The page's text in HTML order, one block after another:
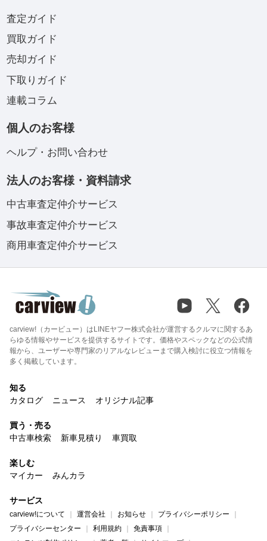
査定ガイド
買取ガイド
売却ガイド
下取りガイド
連載コラム
個人のお客様
ヘルプ・お問い合わせ
法人のお客様・資料請求
中古車査定仲介サービス
事故車査定仲介サービス
商用車査定仲介サービス
carview!（カービュー）はLINEヤフー株式会社が運営するクルマに関するあ
らゆる情報やサービスを提供するサイトです。価格やスペックなどの公式情
報から、ユーザーや専門家のリアルなレビューまで購入検討に役立つ情報を
多く掲載しています。
知る
カタログ
ニュース オリジナル記事
買う・売る
中古車検索
新車見積り 車買取
楽しむ
マイカー
みんカラ
サービス
carview!について 運営会社 お知らせ
プライバシーポリシー
プライバシーセンター
利用規約
免責事項